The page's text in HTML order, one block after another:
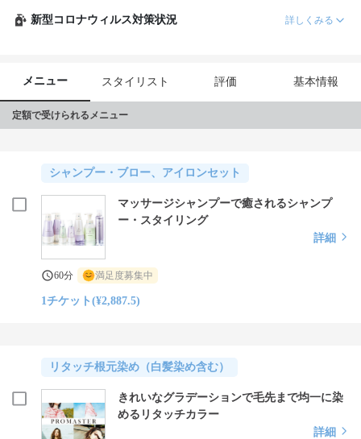
新型コロナウィルス対策状況 詳しくみる
メニュー スタイリスト 評価 基本情報
定額で受けられるメニュー
シャンプー・ブロー、アイロンセット
マッサージシャンプーで癒されるシャンプ
ー・スタイリング
詳細
60分 満足度募集中
1チケット(¥2,887.5)
リタッチ根元染め（白髪染め含む）
きれいなグラデーションで毛先まで均一に染
めるリタッチカラー
詳細